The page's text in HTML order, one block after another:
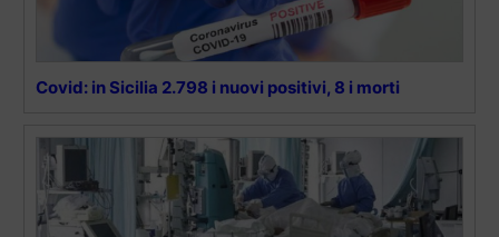
Covid: in Sicilia 2.798 i nuovi positivi, 8 i morti